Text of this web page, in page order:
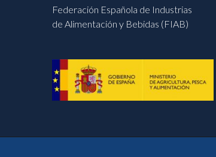
Federación Española de Industrias
de Alimentación y Bebidas (FIAB)